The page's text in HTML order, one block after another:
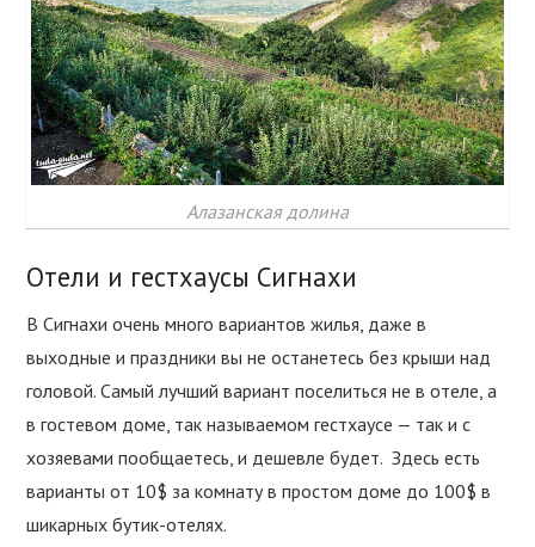
Алазанская долина
Отели и гестхаусы Сигнахи
В Сигнахи очень много вариантов жилья, даже в
выходные и праздники вы не останетесь без крыши над
головой. Самый лучший вариант поселиться не в отеле, а
в гостевом доме, так называемом гестхаусе — так и с
хозяевами пообщаетесь, и дешевле будет. Здесь есть
варианты от 10$ за комнату в простом доме до 100$ в
шикарных бутик-отелях.